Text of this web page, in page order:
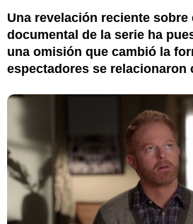
Una revelación reciente sobre
documental de la serie ha
una omisión que cambió la
espectadores se relacionaron